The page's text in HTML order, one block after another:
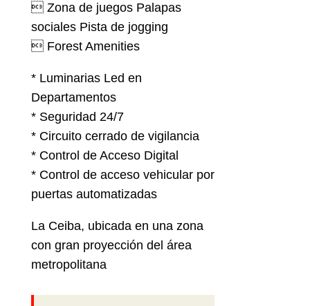
 Zona de juegos Palapas
sociales Pista de jogging
 Forest Amenities
* Luminarias Led en
Departamentos
* Seguridad 24/7
* Circuito cerrado de vigilancia
* Control de Acceso Digital
* Control de acceso vehicular por
puertas automatizadas
La Ceiba, ubicada en una zona
con gran proyección del área
metropolitana